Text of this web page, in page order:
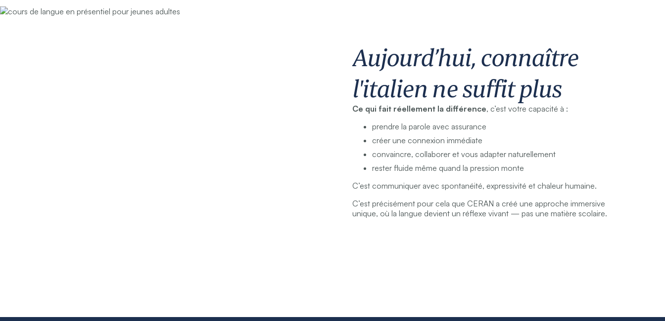
Aujourd’hui, connaître
l'italien ne suffit plus
Ce qui fait réellement la différence, c’est votre capacité à :
prendre la parole avec assurance
créer une connexion immédiate
convaincre, collaborer et vous adapter naturellement
rester fluide même quand la pression monte
C’est communiquer avec spontanéité, expressivité et chaleur humaine.
C’est précisément pour cela que CERAN a créé une approche immersive
unique, où la langue devient un réflexe vivant — pas une matière scolaire.